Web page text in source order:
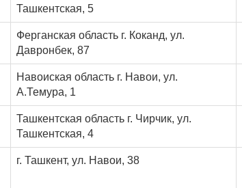
Ташкентская, 5
Ферганская область г. Коканд, ул.
Давронбек, 87
Навоиская область г. Навои, ул.
А.Темура, 1
Ташкентская область г. Чирчик, ул.
Ташкентская, 4
г. Ташкент, ул. Навои, 38